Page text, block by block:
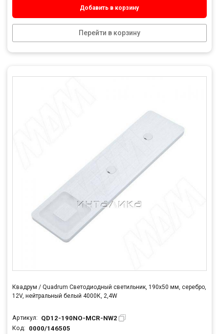
Добавить в корзину
Перейти в корзину
Квадрум / Quadrum Светодиодный светильник, 190x50 мм, серебро,
12V, нейтральный белый 4000К, 2,4W
Артикул: QD12-190NO-MCR-NW2
Код: 0000/146505